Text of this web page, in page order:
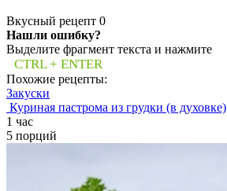
Вкусный рецепт 0
Нашли ошибку?
Выделите фрагмент текста и нажмите
CTRL + ENTER
Похожие рецепты:
Закуски
Куриная пастрома из грудки (в духовке)
1 час
5 порций